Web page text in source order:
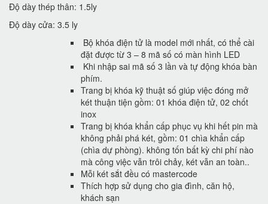
Độ dày thép thân: 1.5ly
Độ dày cửa: 3.5 ly
Bộ khóa điện tử là model mới nhất, có thể cài
đặt được từ 3 – 8 mã số có màn hình LED
Khi nhập sai mã số 3 lần và tự động khóa bàn
phím.
Trang bị khóa kỹ thuật số giúp việc đóng mở
két thuận tiện gồm: 01 khóa điện tử, 02 chốt
inox
Trang bị khóa khẩn cấp phục vụ khi hết pin mà
không phải phá két, gồm: 01 chìa khẩn cấp
(chìa dự phòng). không tốn bất kỳ chi phí nào
mà công việc vẫn trôi chảy, két vẫn an toàn..
Mỗi két sắt đều có mastercode
Thích hợp sử dụng cho gia đình, căn hộ,
khách sạn